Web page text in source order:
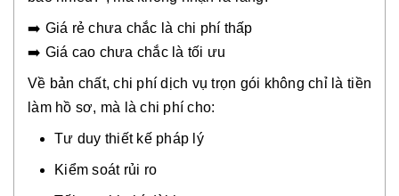
➡️ Giá rẻ chưa chắc là chi phí thấp
➡️ Giá cao chưa chắc là tối ưu
Về bản chất, chi phí dịch vụ trọn gói không chỉ là tiền
làm hồ sơ, mà là chi phí cho:
Tư duy thiết kế pháp lý
Kiểm soát rủi ro